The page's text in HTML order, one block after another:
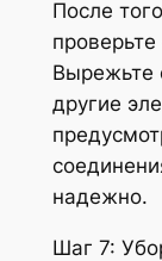
После
Вырежьте
другие
надежно.
Шаг 7: